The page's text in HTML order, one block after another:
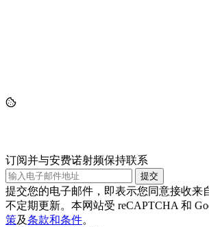
订阅并与安费诺射频保持联系
提交
提交您的电子邮件，即表示您同意接收来
不定期更新。本网站受 reCAPTCHA 和
策及条款和条件。